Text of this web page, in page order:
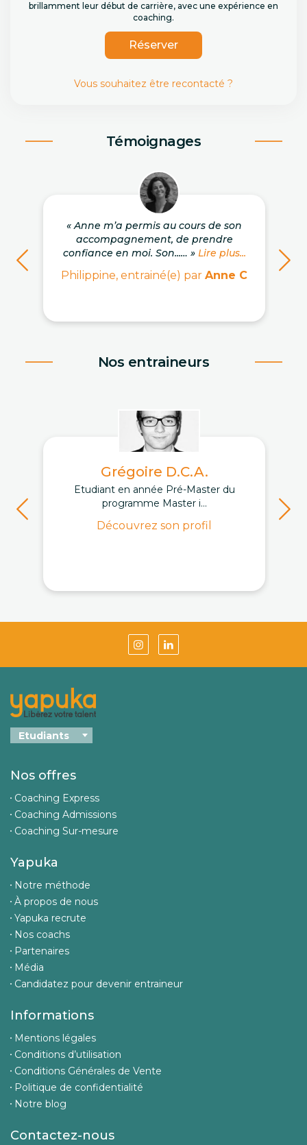
brillamment leur début de carrière, avec une expérience en
coaching.
Réserver
Vous souhaitez être recontacté ?
Témoignages
« Anne m’a permis au cours de son
accompagnement, de prendre
confiance en moi. Son...… » Lire plus...
Philippine, entrainé(e) par Anne C
Nos entraineurs
Grégoire D.C.A.
Etudiant en année Pré-Master du
programme Master i...
Découvrez son profil
Nos offres
Coaching Express
Coaching Admissions
Coaching Sur-mesure
Yapuka
Notre méthode
À propos de nous
Yapuka recrute
Nos coachs
Partenaires
Média
Candidatez pour devenir entraineur
Informations
Mentions légales
Conditions d’utilisation
Conditions Générales de Vente
Politique de confidentialité
Notre blog
Contactez-nous